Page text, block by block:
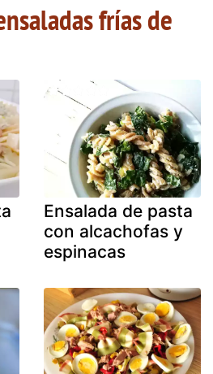
frías de
Ensalada de pasta
con alcachofas y
espinacas